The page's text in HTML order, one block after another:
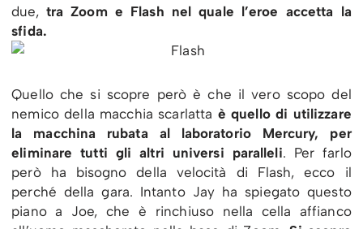
due, tra Zoom e Flash nel quale l’eroe accetta la
sfida.
Quello che si scopre però è che il vero scopo del
nemico della macchia scarlatta è quello di utilizzare
la macchina rubata al laboratorio Mercury, per
eliminare tutti gli altri universi paralleli. Per farlo
però ha bisogno della velocità di Flash, ecco il
perché della gara. Intanto Jay ha spiegato questo
piano a Joe, che è rinchiuso nella cella affianco